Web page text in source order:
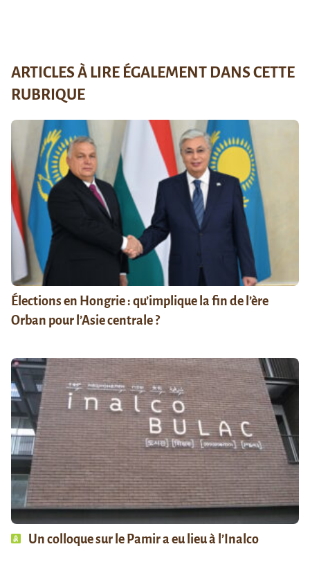
ARTICLES À LIRE ÉGALEMENT DANS CETTE
RUBRIQUE
Élections en Hongrie : qu’implique la fin de l’ère
Orban pour l’Asie centrale ?
Un colloque sur le Pamir a eu lieu à l’Inalco